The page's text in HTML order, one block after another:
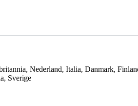
Nederland, Italia, Danmark,
Sverige